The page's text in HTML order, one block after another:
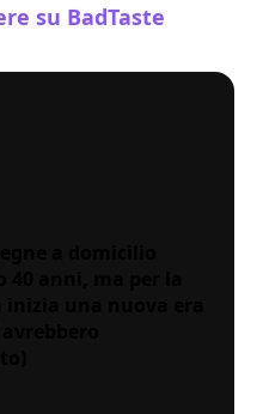
su BadTaste
a domicilio
anni, ma per la